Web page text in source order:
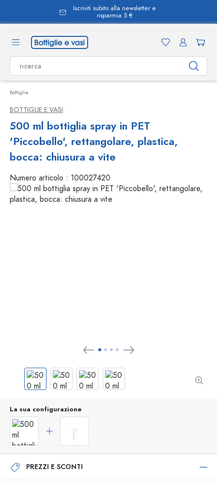
Iscriviti subito alla newsletter e
risparmia 5 €
Bottiglie
BOTTIGLIE E VASI
500 ml bottiglia spray in PET
'Piccobello', rettangolare, plastica,
bocca: chiusura a vite
Numero articolo : 100027420
La sua configurazione
PREZZI E SCONTI